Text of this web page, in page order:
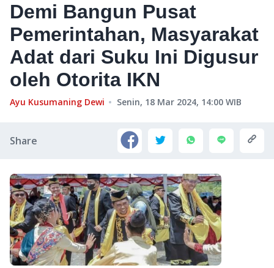
Demi Bangun Pusat
Pemerintahan, Masyarakat
Adat dari Suku Ini Digusur
oleh Otorita IKN
Ayu Kusumaning Dewi Senin, 18 Mar 2024, 14:00 WIB
Share